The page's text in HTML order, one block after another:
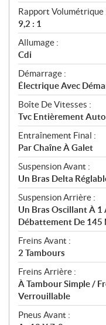
Rapport Volumétrique
9,2 : 1
Allumage :
Cdi
Démarrage :
Électrique Avec
Boîte De Vitesses :
Tvc Entièrement
Entraînement Final :
Par Chaîne À Galet
Suspension Avant :
Un Bras Delta
Suspension Arrière :
Un Bras Oscillant À
Débattement De 145
Freins Avant :
2 Tambours
Freins Arrière :
À Tambour Simple /
Verrouillable
Pneus Avant :